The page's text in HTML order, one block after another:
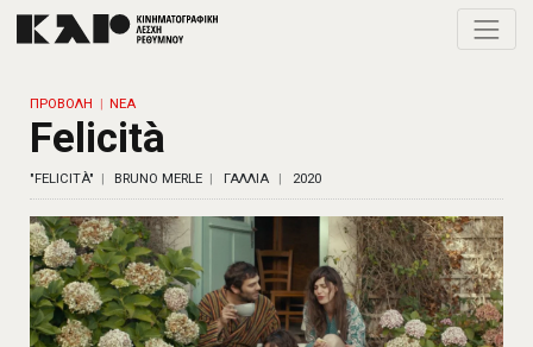
ΠΡΟΒΟΛΗ ΝΕΑ
Felicità
"FELICITÀ" BRUNO MERLE ΓΑΛΛΙΑ 2020